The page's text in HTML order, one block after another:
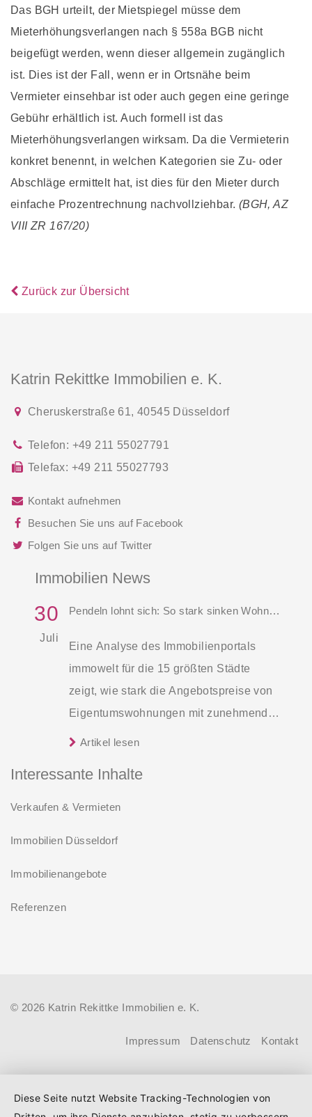
Das BGH urteilt, der Mietspiegel müsse dem
Mieterhöhungsverlangen nach § 558a BGB nicht
beigefügt werden, wenn dieser allgemein zugänglich
ist. Dies ist der Fall, wenn er in Ortsnähe beim
Vermieter einsehbar ist oder auch gegen eine geringe
Gebühr erhältlich ist. Auch formell ist das
Mieterhöhungsverlangen wirksam. Da die Vermieterin
konkret benennt, in welchen Kategorien sie Zu- oder
Abschläge ermittelt hat, ist dies für den Mieter durch
einfache Prozentrechnung nachvollziehbar. (BGH, AZ
VIII ZR 167/20)
Zurück zur Übersicht
Katrin Rekittke Immobilien e. K.
Cheruskerstraße 61, 40545 Düsseldorf
Telefon: +49 211 55027791
Telefax: +49 211 55027793
Kontakt aufnehmen
Besuchen Sie uns auf Facebook
Folgen Sie uns auf Twitter
Immobilien News
30
Juli
Pendeln lohnt sich: So stark sinken Wohnungspreise im Umland
Eine Analyse des Immobilienportals
immowelt für die 15 größten Städte
zeigt, wie stark die Angebotspreise von
Eigentumswohnungen mit zunehmender
Entfernung sinken:
Artikel lesen
Interessante Inhalte
Verkaufen & Vermieten
Immobilien Düsseldorf
Immobilienangebote
Referenzen
© 2026 Katrin Rekittke Immobilien e. K.
Impressum Datenschutz Kontakt
Diese Seite nutzt Website Tracking-Technologien von